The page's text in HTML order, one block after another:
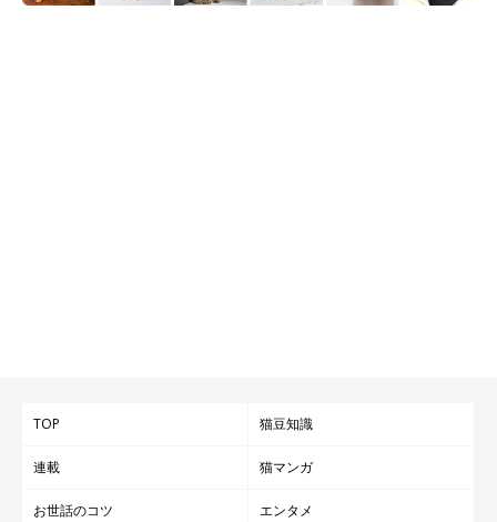
TOP 猫豆知識
連載 猫マンガ
お世話のコツ エンタメ